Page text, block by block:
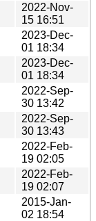
2022-Nov-
15 16:51
2023-Dec-
01 18:34
2023-Dec-
01 18:34
2022-Sep-
30 13:42
2022-Sep-
30 13:43
2022-Feb-
19 02:05
2022-Feb-
19 02:07
2015-Jan-
02 18:54